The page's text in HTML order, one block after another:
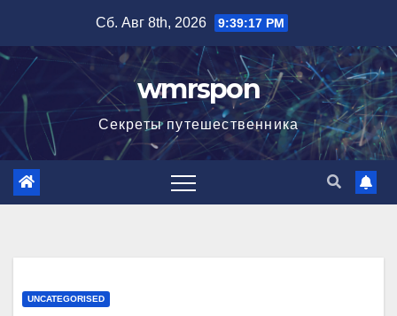
содержимому
Сб. Авг 8th, 2026 9:39:18 PM
wmrspon
Секреты путешественника
UNCATEGORISED